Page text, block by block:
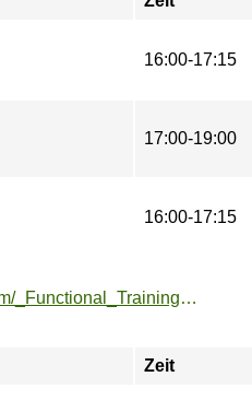
16:00-17:15
17:00-19:00
16:00-17:15
https://www.fu-sport.de/angebote/aktueller_zeitraum/_Functional_Training_x_Pilates.html
Zeit